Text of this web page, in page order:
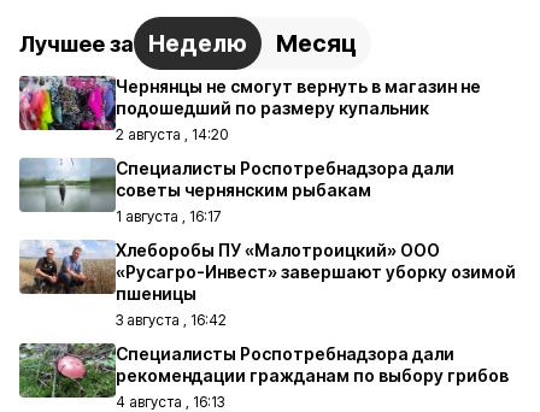
Лучшее за Неделю Месяц
Чернянцы не смогут вернуть в магазин не
подошедший по размеру купальник
2 августа , 14:20
Специалисты Роспотребнадзора дали
советы чернянским рыбакам
1 августа , 16:17
Хлеборобы ПУ «Малотроицкий» ООО
«Русагро-Инвест» завершают уборку озимой
пшеницы
3 августа , 16:42
Специалисты Роспотребнадзора дали
рекомендации гражданам по выбору грибов
4 августа , 16:13